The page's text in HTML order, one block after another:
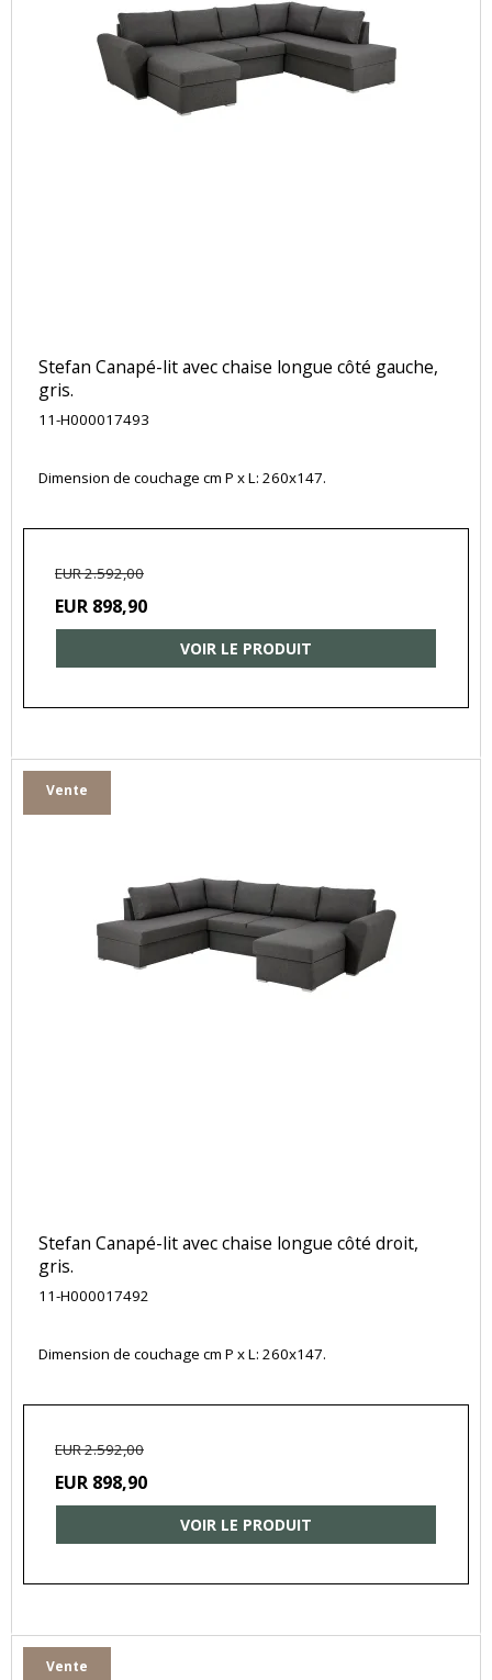
Stefan Canapé-lit avec chaise longue côté gauche,
gris.
11-H000017493
Dimension de couchage cm P x L: 260x147.
EUR 2.592,00
EUR 898,90
VOIR LE PRODUIT
Vente
Stefan Canapé-lit avec chaise longue côté droit,
gris.
11-H000017492
Dimension de couchage cm P x L: 260x147.
EUR 2.592,00
EUR 898,90
VOIR LE PRODUIT
Vente